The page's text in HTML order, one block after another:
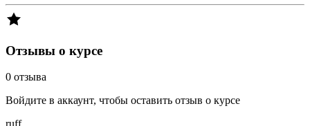
Отзывы о курсе
0 отзыва
Войдите в аккаунт, чтобы оставить отзыв о курсе